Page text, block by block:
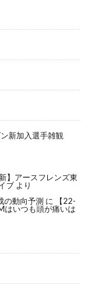
新加入選手雑観
】アースフレンズ東
ブ より
の動向予測 に
【22-
はいつも頭が痛いは